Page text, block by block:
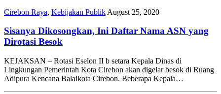
Cirebon Raya, Kebijakan Publik August 25, 2020
Sisanya Dikosongkan, Ini Daftar Nama ASN yang
Dirotasi Besok
KEJAKSAN – Rotasi Eselon II b setara Kepala Dinas di
Lingkungan Pemerintah Kota Cirebon akan digelar besok di Ruang
Adipura Kencana Balaikota Cirebon. Beberapa Kepala…